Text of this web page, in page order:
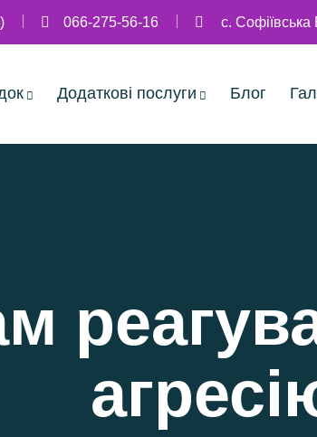
066-275-56-16 с.
Додаткові послуги Блог